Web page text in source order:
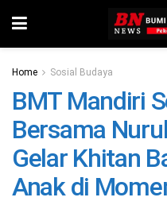
Home Sosial Budaya
BMT Mandiri
Bersama
Gelar Khitan
Anak di